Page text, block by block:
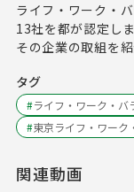
ライフ・ワーク・
13社を都が認定しま
その企業の取組を
タグ
#ライフ・ワーク・バ
#東京ライフ・ワーク
関連動画